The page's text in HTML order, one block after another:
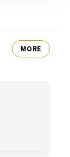
MORE